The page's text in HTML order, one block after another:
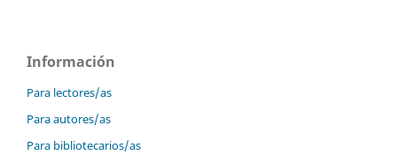
Información
Para lectores/as
Para autores/as
Para bibliotecarios/as